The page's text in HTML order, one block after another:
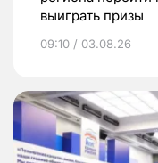
выиграть призы
09:10 / 03.08.26